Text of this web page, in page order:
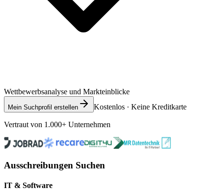
Wettbewerbsanalyse und Markteinblicke
Mein Suchprofil erstellen Kostenlos · Keine Kreditkarte
Vertraut von 1.000+ Unternehmen
Ausschreibungen Suchen
IT & Software